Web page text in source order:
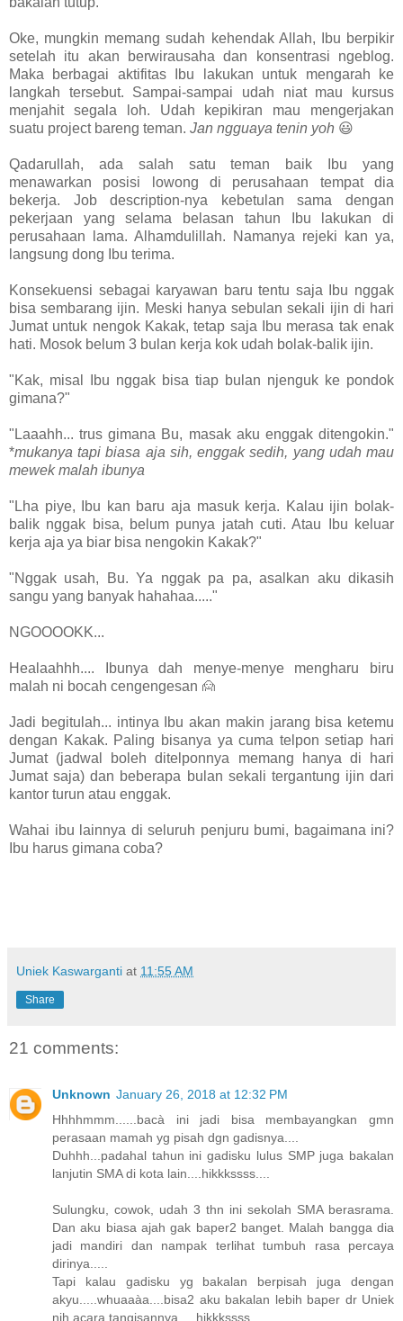
Oke, mungkin memang sudah kehendak Allah, Ibu berpikir
setelah itu akan berwirausaha dan konsentrasi ngeblog.
Maka berbagai aktifitas Ibu lakukan untuk mengarah ke
langkah tersebut. Sampai-sampai udah niat mau kursus
menjahit segala loh. Udah kepikiran mau mengerjakan
suatu project bareng teman. Jan ngguaya tenin yoh 😃
Qadarullah, ada salah satu teman baik Ibu yang
menawarkan posisi lowong di perusahaan tempat dia
bekerja. Job description-nya kebetulan sama dengan
pekerjaan yang selama belasan tahun Ibu lakukan di
perusahaan lama. Alhamdulillah. Namanya rejeki kan ya,
langsung dong Ibu terima.
Konsekuensi sebagai karyawan baru tentu saja Ibu nggak
bisa sembarang ijin. Meski hanya sebulan sekali ijin di hari
Jumat untuk nengok Kakak, tetap saja Ibu merasa tak enak
hati. Mosok belum 3 bulan kerja kok udah bolak-balik ijin.
"Kak, misal Ibu nggak bisa tiap bulan njenguk ke pondok
gimana?"
"Laaahh... trus gimana Bu, masak aku enggak ditengokin."
*mukanya tapi biasa aja sih, enggak sedih, yang udah mau
mewek malah ibunya
"Lha piye, Ibu kan baru aja masuk kerja. Kalau ijin bolak-
balik nggak bisa, belum punya jatah cuti. Atau Ibu keluar
kerja aja ya biar bisa nengokin Kakak?"
"Nggak usah, Bu. Ya nggak pa pa, asalkan aku dikasih
sangu yang banyak hahahaa....."
NGOOOOKK...
Healaahhh.... Ibunya dah menye-menye mengharu biru
malah ni bocah cengengesan 🙍
Jadi begitulah... intinya Ibu akan makin jarang bisa ketemu
dengan Kakak. Paling bisanya ya cuma telpon setiap hari
Jumat (jadwal boleh ditelponnya memang hanya di hari
Jumat saja) dan beberapa bulan sekali tergantung ijin dari
kantor turun atau enggak.
Wahai ibu lainnya di seluruh penjuru bumi, bagaimana ini?
Ibu harus gimana coba?
Uniek Kaswarganti at 11:55 AM
Share
21 comments:
Unknown January 26, 2018 at 12:32 PM
Hhhhmmm......bacà ini jadi bisa membayangkan gmn
perasaan mamah yg pisah dgn gadisnya....
Duhhh...padahal tahun ini gadisku lulus SMP juga bakalan
lanjutin SMA di kota lain....hikkkssss....
Sulungku, cowok, udah 3 thn ini sekolah SMA berasrama.
Dan aku biasa ajah gak baper2 banget. Malah bangga dia
jadi mandiri dan nampak terlihat tumbuh rasa percaya
dirinya.....
Tapi kalau gadisku yg bakalan berpisah juga dengan
akyu.....whuaaàa....bisa2 aku bakalan lebih baper dr Uniek
nih acara tangisannya.....hikkkssss